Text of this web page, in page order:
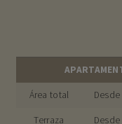
Área total Desde
Terraza Desde